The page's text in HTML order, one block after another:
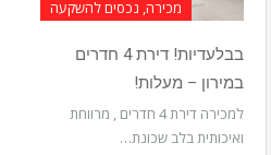
מכירה, נכסים להשקעה
בבלעדיות! דירת 4 חדרים
במירון – מעלות!
למכירה דירת 4 חדרים , מרווחת
ואיכותית בלב שכונת…